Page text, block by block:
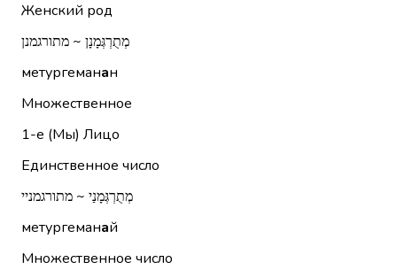
Женский род
מְתֻרְגְּמָנָן ~ מתורגמנן
метургеманан
Множественное
1-е (Мы) Лицо
Единственное число
מְתֻרְגְּמָנַי ~ מתורגמניי
метургеманай
Множественное число